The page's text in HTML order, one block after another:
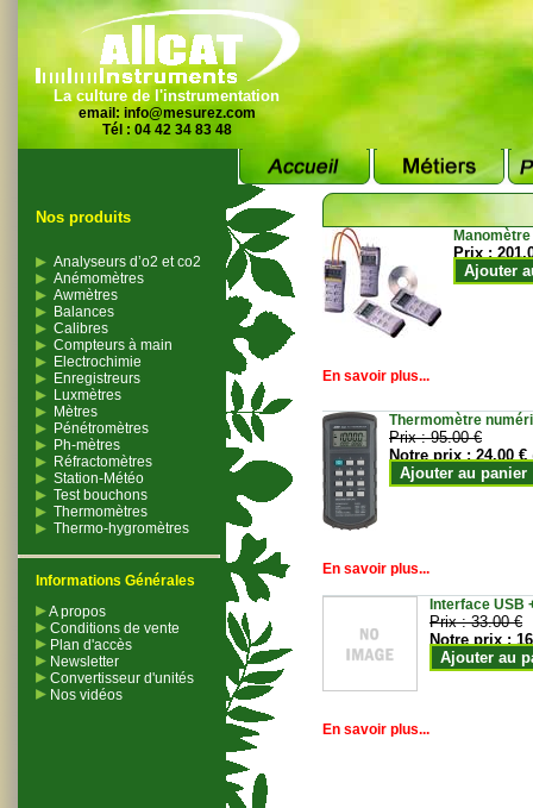
La culture de l'instrumentation
email: info@mesurez.com
Tél : 04 42 34 83 48
Nos produits
Analyseurs d’o2 et co2
Anémomètres
Awmètres
Balances
Calibres
Compteurs à main
Electrochimie
Enregistreurs
Luxmètres
Mètres
Pénétromètres
Ph-mètres
Réfractomètres
Station-Météo
Test bouchons
Thermomètres
Thermo-hygromètres
Informations Générales
A propos
Conditions de vente
Plan d'accès
Newsletter
Convertisseur d'unités
Nos vidéos
Prix :
Ajouter
En savoir plus...
Thermomètre
Prix :95.00 €
Notre prix :24.00 €
Ajouter au panier
En savoir plus...
Interface USB
Prix :33.00 €
Notre prix :
Ajouter au
En savoir plus...